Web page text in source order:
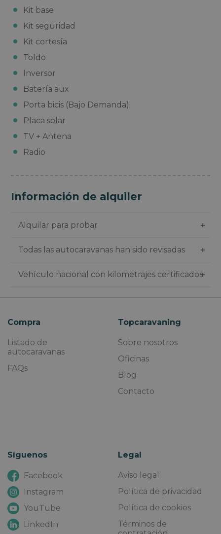
Kit base
Kit seguridad
Kit cortesía
Toldo
Inversor
Batería aux
Porta bicis (Bajo Demanda)
Placa solar
TV + Antena
Radio
Información de alquiler
Alquilar para probar
Todas las autocaravanas han sido revisadas
Vehículo nacional con kilometrajes certificados
Compra
Listado de
autocaravanas
FAQs
Topcaravaning
Sobre nosotros
Oficinas
Blog
Contacto
Síguenos
Facebook
Instagram
YouTube
LinkedIn
Legal
Aviso legal
Política de privacidad
Política de cookies
Términos de